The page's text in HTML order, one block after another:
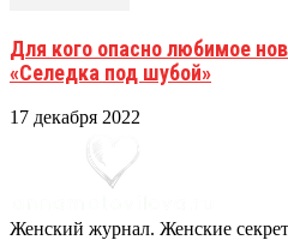
Для кого опасно любимое
«Селедка под шубой»
17 декабря 2022
Женский журнал. Женские